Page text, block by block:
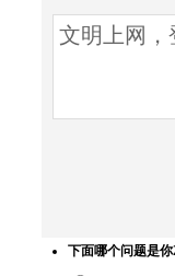
下面哪个问题是你